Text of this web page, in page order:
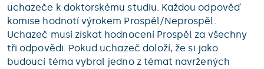
uchazeče k doktorskému studiu. Každou odpověď
komise hodnotí výrokem Prospěl/Neprospěl.
Uchazeč musí získat hodnocení Prospěl za všechny
tři odpovědi. Pokud uchazeč doloží, že si jako
budoucí téma vybral jedno z témat navržených